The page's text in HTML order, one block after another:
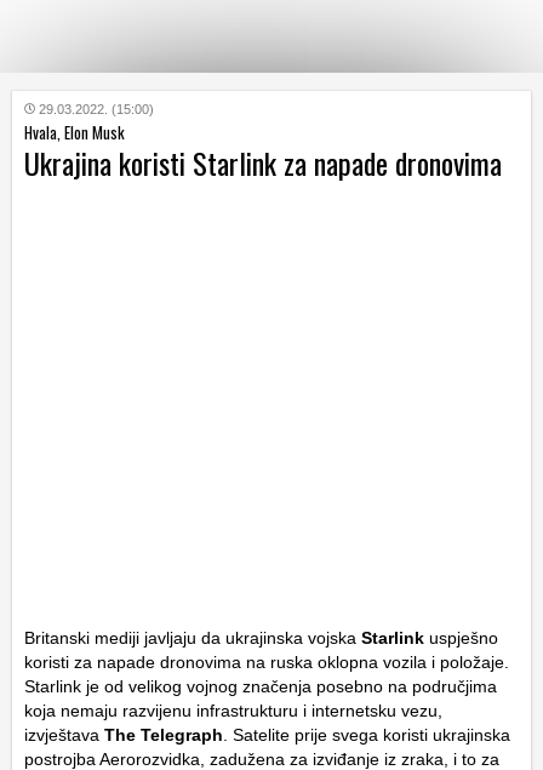
KATEGORIJE
HRVATSKI
29.03.2022. (15:00)
Hvala, Elon Musk
Ukrajina koristi Starlink za napade dronovima
Britanski mediji javljaju da ukrajinska vojska Starlink uspješno
koristi za napade dronovima na ruska oklopna vozila i položaje.
Starlink je od velikog vojnog značenja posebno na područjima
koja nemaju razvijenu infrastrukturu i internetsku vezu,
izvještava The Telegraph . Satelite prije svega koristi ukrajinska
postrojba Aerorozvidka, zadužena za izviđanje iz zraka, i to za